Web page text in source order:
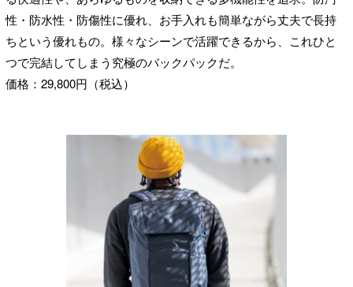
性・防水性・防傷性に優れ、お手入れも簡単ながら丈夫で長持
ちという優れもの。様々なシーンで活躍できるから、これひと
つで完結してしまう究極のバックパックだ。
価格：29,800円（税込）